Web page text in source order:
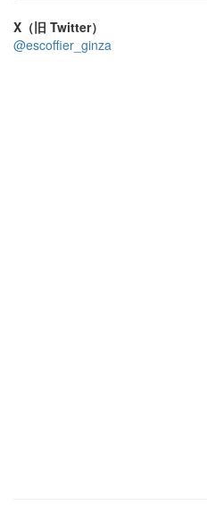
X（旧 Twitter）
@escoffier_ginza